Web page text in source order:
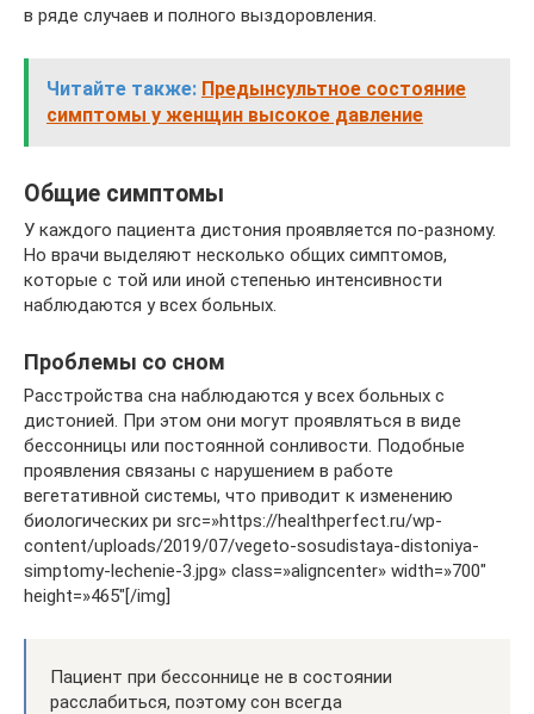
в ряде случаев и полного выздоровления.
Читайте также: Предынсультное состояние
симптомы у женщин высокое давление
Общие симптомы
У каждого пациента дистония проявляется по-разному.
Но врачи выделяют несколько общих симптомов,
которые с той или иной степенью интенсивности
наблюдаются у всех больных.
Проблемы со сном
Расстройства сна наблюдаются у всех больных с
дистонией. При этом они могут проявляться в виде
бессонницы или постоянной сонливости. Подобные
проявления связаны с нарушением в работе
вегетативной системы, что приводит к изменению
биологических ри src=»https://healthperfect.ru/wp-
content/uploads/2019/07/vegeto-sosudistaya-distoniya-
simptomy-lechenie-3.jpg» class=»aligncenter» width=»700″
height=»465″[/img]
Пациент при бессоннице не в состоянии
расслабиться, поэтому сон всегда